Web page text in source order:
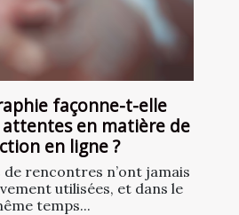
façonne-t-elle
en matière de
en ligne ?
rencontres n’ont jamais
utilisées, et dans le
temps...